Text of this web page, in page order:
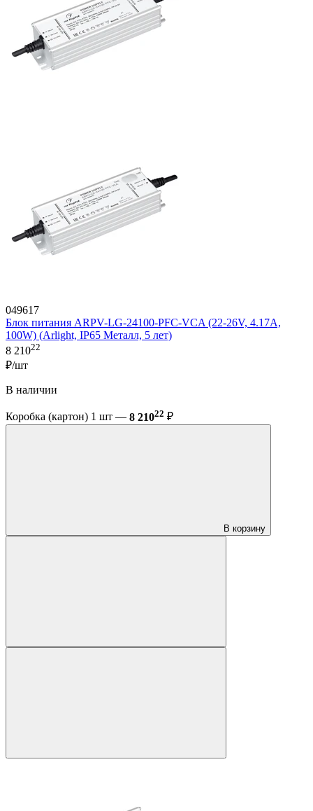
049617
Блок питания ARPV-LG-24100-PFC-VCA (22-26V, 4.17A,
100W) (Arlight, IP65 Металл, 5 лет)
8 21022
₽/шт
В наличии
Коробка (картон) 1 шт — 8 21022 ₽
В корзину